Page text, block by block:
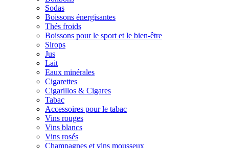
Sodas
Boissons énergisantes
Thés froids
Boissons pour le sport et le bien-être
Sirops
Jus
Lait
Eaux minérales
Cigarettes
Cigarillos & Cigares
Tabac
Accessoires pour le tabac
Vins rouges
Vins blancs
Vins rosés
Champagnes et vins mousseux